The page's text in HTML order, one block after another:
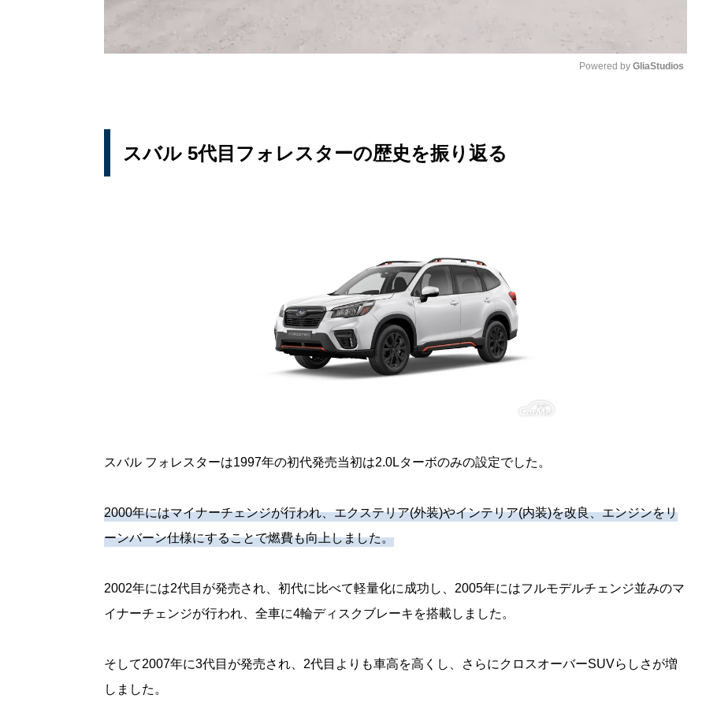
Powered by GliaStudios
スバル 5代目フォレスターの歴史を振り返る
スバル フォレスターは1997年の初代発売当初は2.0Lターボのみの設定でした。
2000年にはマイナーチェンジが行われ、エクステリア(外装)やインテリア(内装)を改良、エンジンをリ
ーンバーン仕様にすることで燃費も向上しました。
2002年には2代目が発売され、初代に比べて軽量化に成功し、2005年にはフルモデルチェンジ並みのマ
イナーチェンジが行われ、全車に4輪ディスクブレーキを搭載しました。
そして2007年に3代目が発売され、2代目よりも車高を高くし、さらにクロスオーバーSUVらしさが増
しました。